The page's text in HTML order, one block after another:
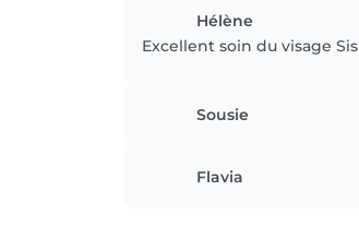
Hélène
Excellent soin du visage
Sousie
Flavia